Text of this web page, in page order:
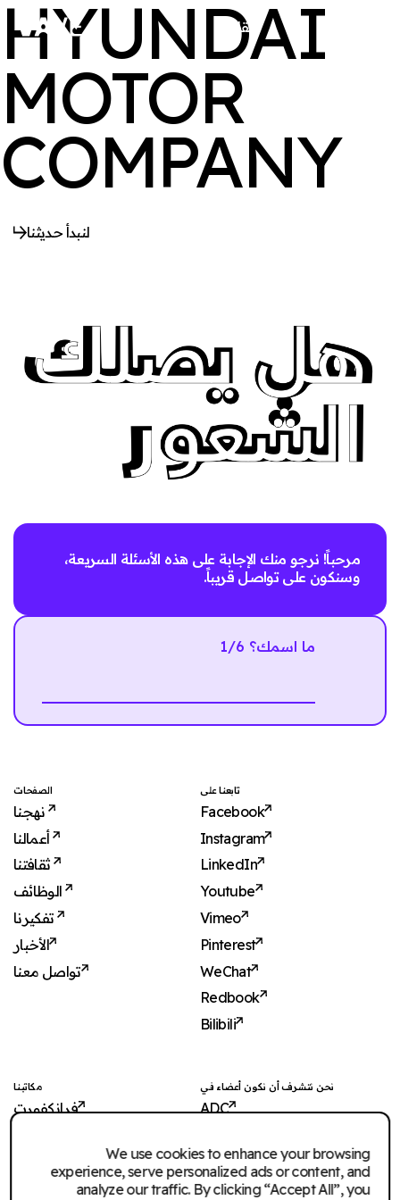
We use cookies to enhance your browsing
experience, serve personalized ads or content, and
analyze our traffic. By clicking “Accept All”, you
القائمة
يغلق
HYUNDAI
MOTOR
COMPANY
لنبدأ حديثنا
مرحباً! نرجو منك الإجابة على هذه الأسئلة السريعة،
وسنكون على تواصل قريباً.
1/6 ما اسمك؟
الصفحات
نهجنا
أعمالنا
الأخبار
تواصل معنا
تابعنا على
Facebook
Instagram
LinkedIn
Youtube
Vimeo
Pinterest
WeChat
Redbook
Bilibili
مكاتبنا
فرانكفورت
نحن نتشرف أن نكون أعضاء في
ADC
AKH
WXO